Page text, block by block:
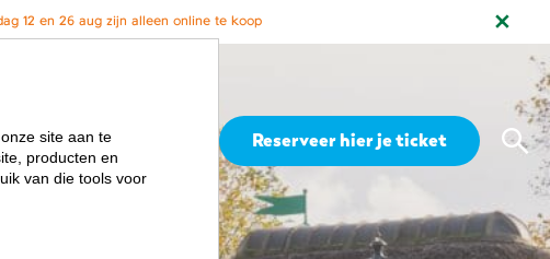
12 en 26 aug zijn alleen online te koop
Reserveer hier je ticket
site aan te
producten en
van die tools voor